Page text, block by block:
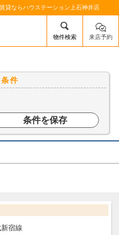
貸ならハウステーション上石神井店
head-logo.png
物件検索 来店予約
件
条件を保存
宿線